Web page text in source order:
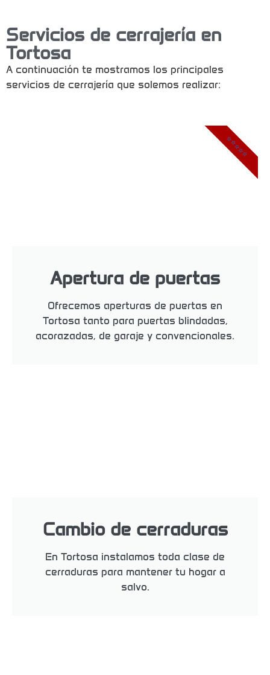
Servicios de cerrajería en
Tortosa
A continuación te mostramos los principales
servicios de cerrajería que solemos realizar:
Apertura de puertas
Ofrecemos aperturas de puertas en
Tortosa tanto para puertas blindadas,
acorazadas, de garaje y convencionales.
⭐⭐⭐⭐⭐
Cambio de cerraduras
En Tortosa instalamos toda clase de
cerraduras para mantener tu hogar a
salvo.